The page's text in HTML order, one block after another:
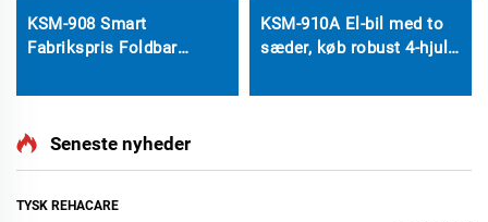
KSM-908 Smart
Fabrikspris Foldbar
Handikappede Bedst Til
For Ældre
KSM-910A El-bil med to
sæder, køb robust 4-hjuls
batteridrift for tryg brug
Seneste nyheder
TYSK REHACARE